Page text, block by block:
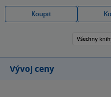
Koupit
Všechny
Vývoj ceny